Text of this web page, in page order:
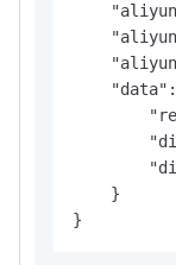
    }
}